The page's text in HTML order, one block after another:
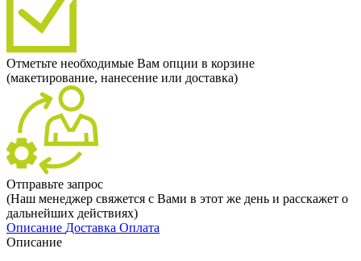
Отметьте необходимые Вам опции в корзине
(макетирование, нанесение или доставка)
Отправьте запрос
(Наш менеджер свяжется с Вами в этот же день и расскажет о
дальнейших действиях)
Описание Доставка Оплата
Описание